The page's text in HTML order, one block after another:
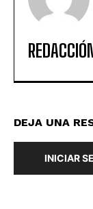
DEJA UNA
INICIAR